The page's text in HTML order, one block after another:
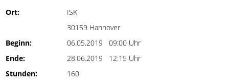
Ort:
ISK
30159 Hannover
Beginn:
06.05.2019 09:00 Uhr
Ende:
28.06.2019 12:15 Uhr
Stunden:
160